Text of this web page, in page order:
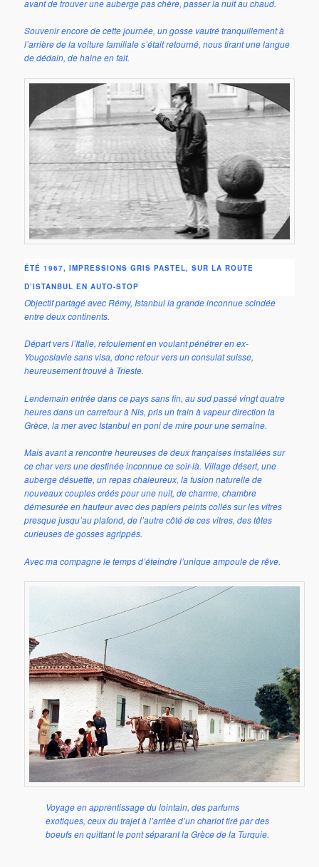
avant de trouver une auberge pas chère, passer la nuit au chaud.
Souvenir encore de cette journée, un gosse vautré tranquillement à
l’arrière de la voiture familiale s’était retourné, nous tirant une langue
de dédain, de haine en fait.
ÉTÉ 1967, IMPRESSIONS GRIS PASTEL, SUR LA ROUTE
D’ISTANBUL EN AUTO-STOP
Objectif partagé avec Rémy, Istanbul la grande inconnue scindée
entre deux continents.
Départ vers l’Italie, refoulement en voulant pénétrer en ex-
Yougoslavie sans visa, donc retour vers un consulat suisse,
heureusement trouvé à Trieste.
Lendemain entrée dans ce pays sans fin, au sud passé vingt quatre
heures dans un carrefour à Nis, pris un train à vapeur direction la
Grèce, la mer avec Istanbul en poni de mire pour une semaine.
Mais avant a rencontre heureuses de deux françaises installées sur
ce char vers une destinée inconnue ce soir-là. Village désert, une
auberge désuette, un repas chaleureux, la fusion naturelle de
nouveaux couples créés pour une nuit, de charme, chambre
démesurée en hauteur avec des papiers peints collés sur les vitres
presque jusqu’au plafond, de l’autre côté de ces vitres, des têtes
curieuses de gosses agrippés.
Avec ma compagne le temps d’éteindre l’unique ampoule de rêve.
Voyage en apprentissage du lointain, des parfums
exotiques, ceux du trajet à l’arrièe d’un chariot tiré par des
boeufs en quittant le pont séparant la Grèce de la Turquie.